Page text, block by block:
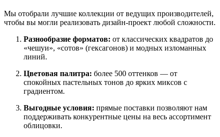
Мы отобрали лучшие коллекции от ведущих производителей,
чтобы вы могли реализовать дизайн-проект любой сложности.
Разнообразие форматов: от классических квадратов до
«чешуи», «сотов» (гексагонов) и модных изломанных
линий.
Цветовая палитра: более 500 оттенков — от
спокойных пастельных тонов до ярких миксов с
градиентом.
Выгодные условия: прямые поставки позволяют нам
поддерживать конкурентные цены на весь ассортимент
облицовки.